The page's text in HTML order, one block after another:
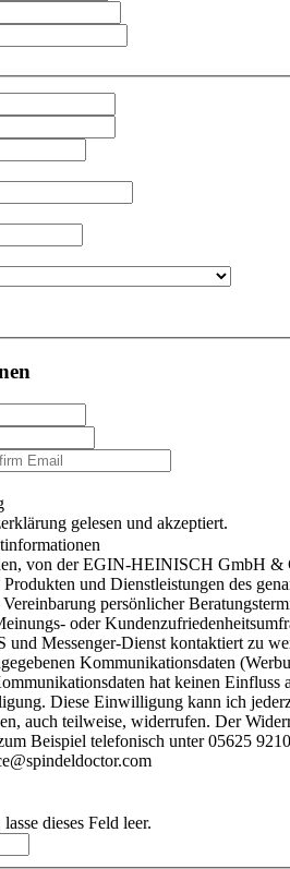
gelesen und akzeptiert.
von der EGIN-HEINISCH GmbH &
und Dienstleistungen des
persönlicher
oder
und Messenger-Dienst kontaktiert zu
Kommunikationsdaten
hat keinen Einfluss
Diese Einwilligung kann ich
auch teilweise, widerrufen. Der
Beispiel telefonisch unter 05625
dieses Feld leer.